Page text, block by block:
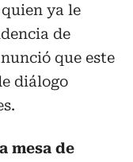
ya le
de
que este
diálogo
mesa de